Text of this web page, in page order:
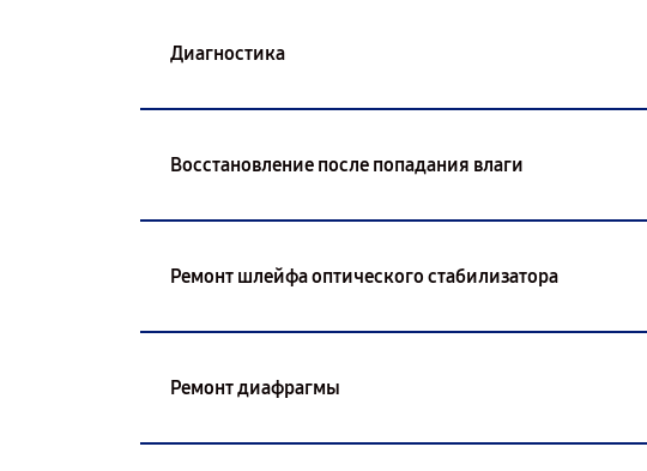
Диагностика
Восстановление после попадания влаги
Ремонт шлейфа оптического стабилизатора
Ремонт диафрагмы